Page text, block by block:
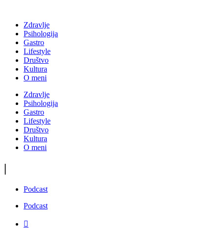
Zdravlje
Psihologija
Gastro
Lifestyle
Društvo
Kultura
O meni
Zdravlje
Psihologija
Gastro
Lifestyle
Društvo
Kultura
O meni
|
Podcast
Podcast